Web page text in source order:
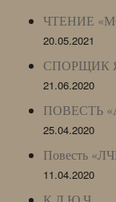
ЧТЕНИЕ
20.05.2021
СПОРЩИК
21.06.2020
ПОВЕСТЬ
25.04.2020
Повесть
11.04.2020